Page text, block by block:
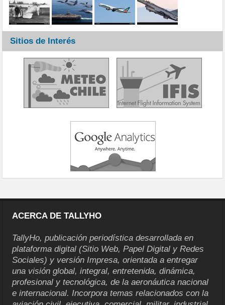
Sitios de Interés
ACERCA DE TALLYHO
TallyHo, publicación periodística desarrollada en
plataforma digital (Sitio Web, Papel Digital y Redes
Sociales) y versión Impresa, orientada a entregar
una visión global, integral, entretenida, dinámica,
profesional y tecnológica, de la aeronáutica nacional
e internacional. Incorpora temas relacionados con la